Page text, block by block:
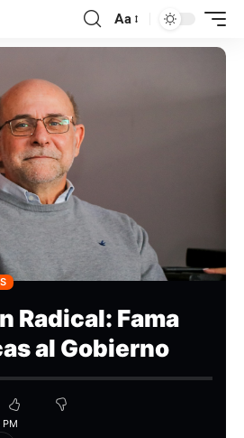
Aa
Radical: Fama
al Gobierno